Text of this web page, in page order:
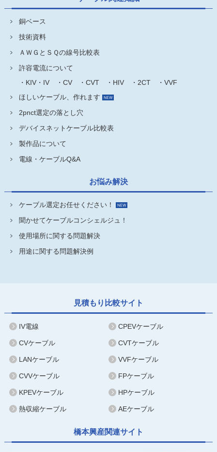
銅ベース
技術資料
ＡＷＧとＳＱの線号比較表
許容電流について
・KIV・IV
・CV ・CVT ・HIV ・2CT
・VVF
ほしいケーブル、作れます
2pnct選定の落とし穴
デバイスネットケーブル比較表
製作品について
電線・ケーブルQ&A
お悩み解決
ケーブル選定お任せください！
聞かせてケーブルコンシェルジュ！
使用場所に関する問題解決
用途に関する問題解決例
見積もり比較サイト
IV電線 CPEVケーブル
CVケーブル CVTケーブル
LANケーブル VVFケーブル
CVVケーブル FPケーブル
KPEVケーブル HPケーブル
熱収縮ケーブル AEケーブル
橋本興産関連サイト